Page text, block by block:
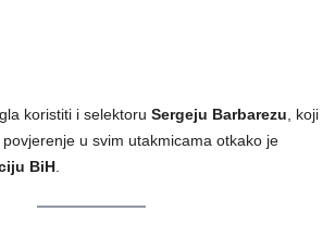
koristiti i selektoru Sergeju Barbarezu , koji
u svim utakmicama otkako je
BiH